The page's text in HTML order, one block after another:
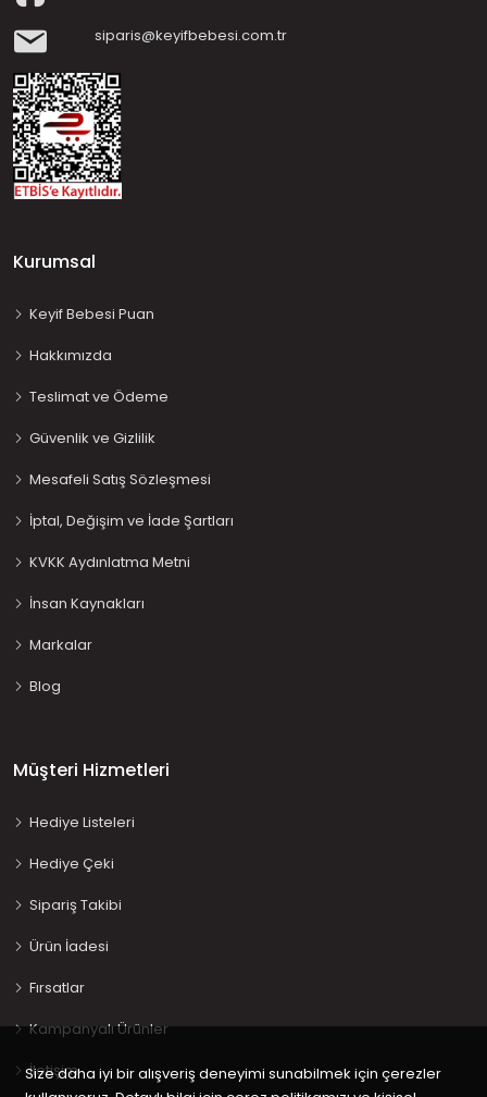
siparis@keyifbebesi.com.tr
Kurumsal
Keyif Bebesi Puan
Hakkımızda
Teslimat ve Ödeme
Güvenlik ve Gizlilik
Mesafeli Satış Sözleşmesi
İptal, Değişim ve İade Şartları
KVKK Aydınlatma Metni
İnsan Kaynakları
Markalar
Blog
Müşteri Hizmetleri
Hediye Listeleri
Hediye Çeki
Sipariş Takibi
Ürün İadesi
Fırsatlar
Kampanyalı Ürünler
İletişim
Size daha iyi bir alışveriş deneyimi sunabilmek için çerezler